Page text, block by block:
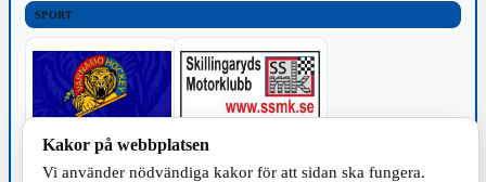
SPORT
Kakor på webbplatsen
Vi använder nödvändiga kakor för att sidan ska fungera.